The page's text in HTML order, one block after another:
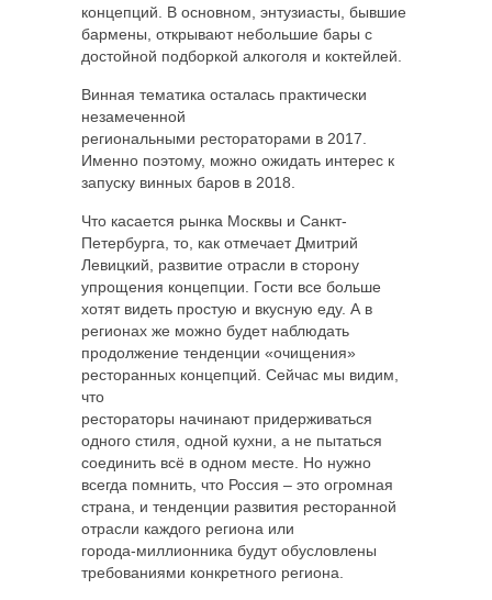
концепций. В основном, энтузиасты, бывшие
бармены, открывают небольшие бары с
достойной подборкой алкоголя и коктейлей.
Винная тематика осталась практически
незамеченной
региональными рестораторами в 2017.
Именно поэтому, можно ожидать интерес к
запуску винных баров в 2018.
Что касается рынка Москвы и Санкт-
Петербурга, то, как отмечает Дмитрий
Левицкий, развитие отрасли в сторону
упрощения концепции. Гости все больше
хотят видеть простую и вкусную еду. А в
регионах же можно будет наблюдать
продолжение тенденции «очищения»
ресторанных концепций. Сейчас мы видим,
что
рестораторы начинают придерживаться
одного стиля, одной кухни, а не пытаться
соединить всё в одном месте. Но нужно
всегда помнить, что Россия – это огромная
страна, и тенденции развития ресторанной
отрасли каждого региона или
города-миллионника будут обусловлены
требованиями конкретного региона.